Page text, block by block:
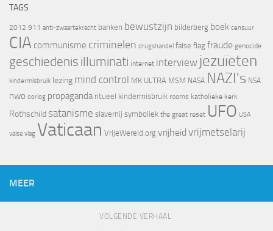
TAGS
2012 911 anti-zwaartekracht banken bewustzijn bilderberg boek censuur
CIA communisme criminelen drugshandel false flag fraude genocide
geschiedenis illuminati internet interview jezuïeten
kindermisbruik lezing mind control MK ULTRA MSM NASA NAZI's NSA
nwo oorlog propaganda ritueel kindermisbruik rooms katholieke kerk
Rothschild satanisme slavernij symboliek the great reset UFO USA
valse vlag Vaticaan VrijeWereld.org vrijheid vrijmetselarij
MEER
VOLGENDE VERHAAL